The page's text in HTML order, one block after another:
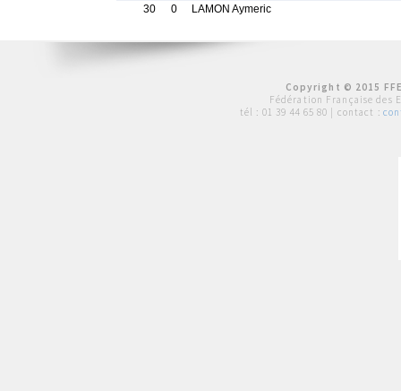
30
0 LAMON Aymeric
Copyright © 2015
Fédération Française des
tél : 01 39 44 65 80 | contact :